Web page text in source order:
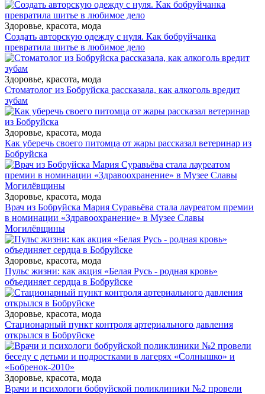
Здоровье, красота, мода
Создать авторскую одежду с нуля. Как бобруйчанка
превратила шитье в любимое дело
Здоровье, красота, мода
Стоматолог из Бобруйска рассказала, как алкоголь вредит
зубам
Здоровье, красота, мода
Как уберечь своего питомца от жары рассказал ветеринар из
Бобруйска
Здоровье, красота, мода
Врач из Бобруйска Мария Суравьёва стала лауреатом премии
в номинации «Здравоохранение» в Музее Славы
Могилёвщины
Здоровье, красота, мода
Пульс жизни: как акция «Белая Русь - родная кровь»
объединяет сердца в Бобруйске
Здоровье, красота, мода
Стационарный пункт контроля артериального давления
открылся в Бобруйске
Здоровье, красота, мода
Врачи и психологи бобруйской поликлиники №2 провели